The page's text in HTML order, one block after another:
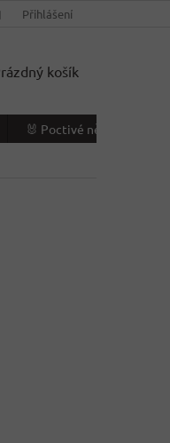
MÍSTO
Přihlášení
košík
🐰 Poctivé německé